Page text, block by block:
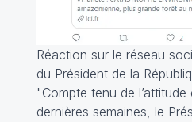
Réaction sur le réseau
du Président de la
"Compte tenu de l’attitude
dernières semaines, le